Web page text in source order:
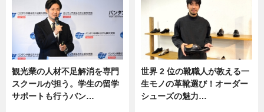
観光業の人材不足解消を専門
スクールが担う。学生の留学
サポートも行うバン…
世界 2 位の靴職人が教える一
生モノの革靴選び！オーダー
シューズの魅力…